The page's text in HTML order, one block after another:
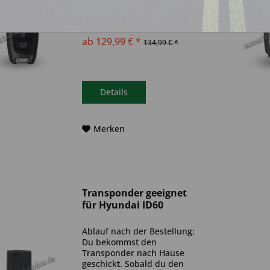
Original). Es ist eine
Wegfahrsperre
verbaut. Bitte achte darauf,
dass der Autoschlüssel
ab 129,99 € * 134,99 € *
Details
Merken
Transponder geeignet
für Hyundai ID60
Ablauf nach der Bestellung:
Du bekommst den
Transponder nach Hause
geschickt. Sobald du den